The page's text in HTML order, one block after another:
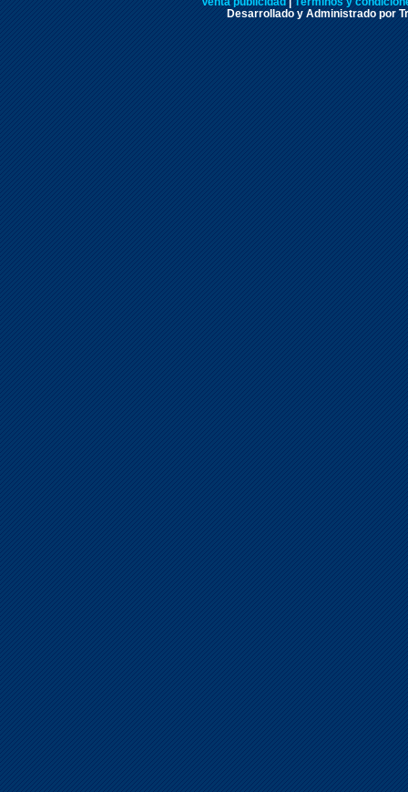
Desarrollado y Administrado por